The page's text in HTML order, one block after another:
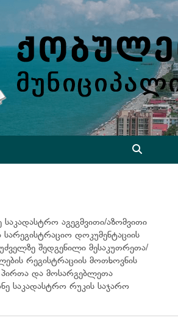
საკადასტრო აგეგმვითი/აზომვითი
სარეგისტრაციო დოკუმენტაციის
შედგენილი მესაკუთრეთა/
რეგისტრაციის მოთხოვნის
და მოსარგებლეთა
საკადასტრო რუკის საჯარო